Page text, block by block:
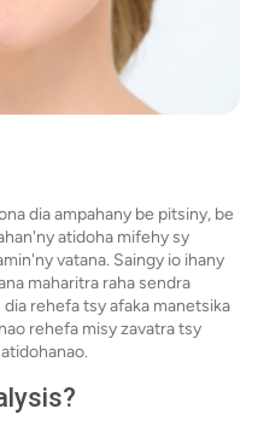
dia ampahany be pitsiny, be
atidoha mifehy sy
vatana. Saingy io ihany
maharitra raha sendra
rehefa tsy afaka manetsika
rehefa misy zavatra tsy